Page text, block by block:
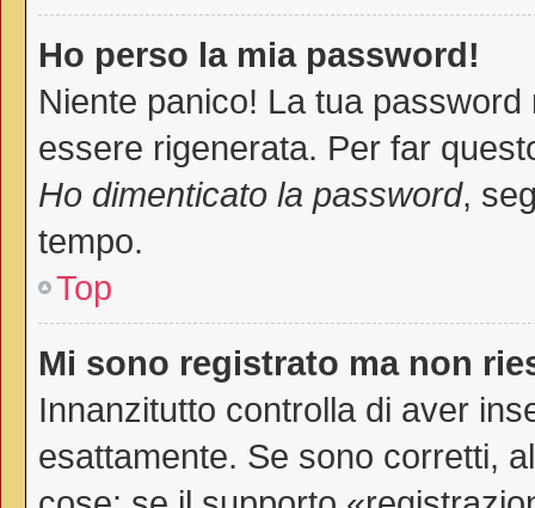
Ho perso la mia password!
Niente panico! La tua
essere rigenerata. Per far
Ho dimenticato la password,
tempo.
Top
Mi sono registrato ma non
Innanzitutto controlla di aver
esattamente. Se sono corretti,